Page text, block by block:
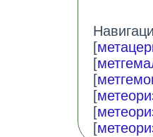
[
[
[
[
[
[